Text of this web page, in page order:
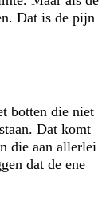
Dat is de pijn
botten die niet
Dat komt
die aan allerlei
dat de ene